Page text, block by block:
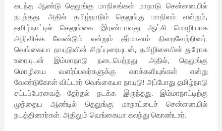
கடந்த ஆண்டு தெலுங்கு மாநிலங்கள் மாநாடு சென்னையில்
நடந்தது. அதில் தமிழ்நாடும் தெலுங்கு மாநிலம் என்றும்,
தமிழ்நாட்டில் தெலுங்கை இரண்டாவது ஆட்சி மொழியாக
அறிவிக்க வேண்டும் என்றும் தீர்மானம் நிறைவேற்றினர்.
வெங்கையா நாயுடுவின் சிறப்புரையுடன், தமிழிசையின் துரோக
உரையுடன் இம்மாநாடு நடைபெற்றது. அதில், தெலுங்கு
மொழியை வளர்ப்பவர்களுக்கு வாக்களியுங்கள் என்று
வேண்டுகோள் விட்டார் வெங்கையா நாயுடு! அப்போது தமிழ்நாடு
சட்டப்பேரவைத் தேர்தல் நடக்க இருந்தது. இம்மாநாட்டிற்கு
முந்தைய ஆண்டில் தெலுங்கு மாநாட்டைச் சென்னையில்
நடத்தினார்கள். அதிலும் வெங்கையா கலந்து கொண்டார்.